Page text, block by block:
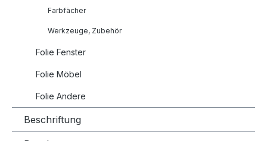
Farbfächer
Werkzeuge, Zubehör
Folie Fenster
Folie Möbel
Folie Andere
Beschriftung